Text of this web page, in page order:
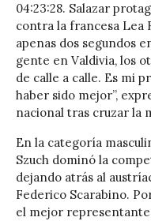
04:23:28. Salazar
contra la francesa Lea
apenas dos segundos
gente en Valdivia, los
de calle a calle. Es mi
haber sido mejor”,
nacional tras cruzar la
En la categoría
Szuch dominó la
dejando atrás al
Federico Scarabino.
el mejor